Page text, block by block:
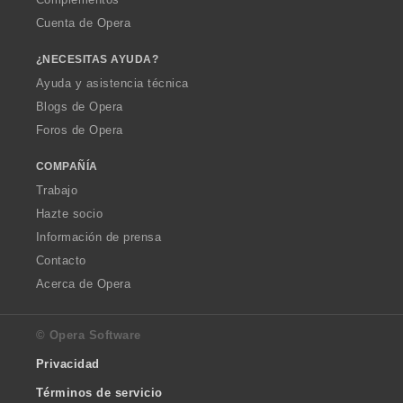
Cuenta de Opera
¿NECESITAS AYUDA?
Ayuda y asistencia técnica
Blogs de Opera
Foros de Opera
COMPAÑÍA
Trabajo
Hazte socio
Información de prensa
Contacto
Acerca de Opera
© Opera Software
Privacidad
Términos de servicio